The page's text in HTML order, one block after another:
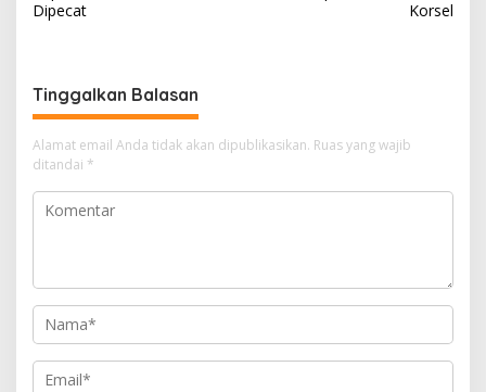
A
p
v
g
a
s
i
p
Dipecat
Korsel
Tinggalkan Balasan
Alamat email Anda tidak akan dipublikasikan. Ruas yang wajib
ditandai *